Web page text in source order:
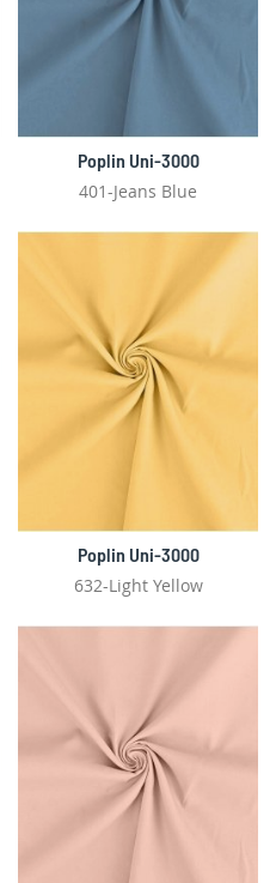
Poplin Uni-3000
401-Jeans Blue
Poplin Uni-3000
632-Light Yellow